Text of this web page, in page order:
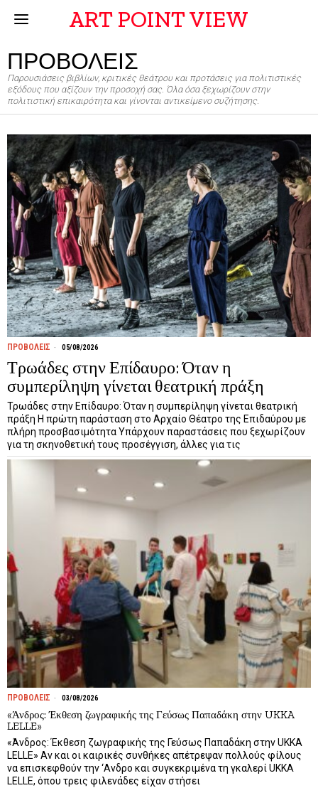
ART POINT VIEW
ΠΡΟΒΟΛΕΙΣ
Παρουσιάσεις βιβλίων, κριτικές θεάτρου και προτάσεις για πολιτιστικές
εξόδους που αξίζουν την προσοχή σας. Όλα όσα ξεχωρίζουν στην
πολιτιστική επικαιρότητα και γίνονται αντικείμενο συζήτησης.
ΠΡΟΒΟΛΕΙΣ 05/08/2026
Τρωάδες στην Επίδαυρο: Όταν η
συμπερίληψη γίνεται θεατρική πράξη
Τρωάδες στην Επίδαυρο: Όταν η συμπερίληψη γίνεται θεατρική
πράξη Η πρώτη παράσταση στο Αρχαίο Θέατρο της Επιδαύρου με
πλήρη προσβασιμότητα Υπάρχουν παραστάσεις που ξεχωρίζουν
για τη σκηνοθετική τους προσέγγιση, άλλες για τις
ΠΡΟΒΟΛΕΙΣ 03/08/2026
«Άνδρος: Έκθεση ζωγραφικής της Γεύσως Παπαδάκη στην UKKA
LELLE»
«Άνδρος: Έκθεση ζωγραφικής της Γεύσως Παπαδάκη στην UKKA
LELLE» Αν και οι καιρικές συνθήκες απέτρεψαν πολλούς φίλους
να επισκεφθούν την ‘Ανδρο και συγκεκριμένα τη γκαλερί UKKA
LELLE, όπου τρεις φιλενάδες είχαν στήσει